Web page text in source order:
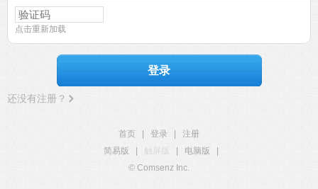
点击重新加载
登录
还没有注册？
首页 登录
注册
简易版
触屏版 电脑版
© Comsenz Inc.